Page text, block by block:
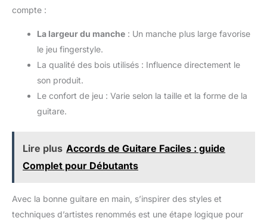
compte :
La largeur du manche : Un manche plus large favorise
le jeu fingerstyle.
La qualité des bois utilisés : Influence directement le
son produit.
Le confort de jeu : Varie selon la taille et la forme de la
guitare.
Lire plus Accords de Guitare Faciles : guide
Complet pour Débutants
Avec la bonne guitare en main, s’inspirer des styles et
techniques d’artistes renommés est une étape logique pour